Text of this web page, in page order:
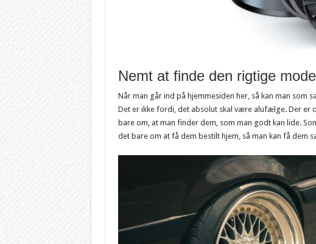
Nemt at finde den rigtige
Når man går ind på hjemmesiden her, så kan man
Det er ikke fordi, det absolut skal være alufælge. Der er
bare om, at man finder dem, som man godt kan lide.
det bare om at få dem bestilt hjem, så man kan få dem